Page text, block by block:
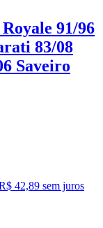
91/96
83/08
Saveiro
42,89 sem juros